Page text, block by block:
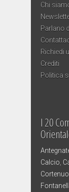
Chi
Parlano
Richiedi
Crediti
Politica
I 20
Calcio,